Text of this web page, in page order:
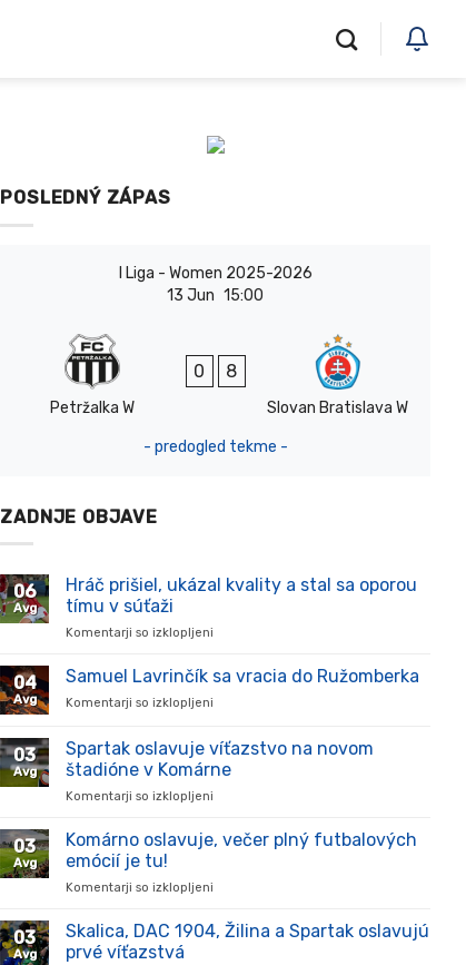
POSLEDNÝ ZÁPAS
I Liga - Women 2025-2026
13 Jun 15:00
Petržalka W
0 8
Slovan Bratislava W
- predogled tekme -
ZADNJE OBJAVE
06
Avg
Hráč prišiel, ukázal kvality a stal sa oporou
tímu v súťaži
Komentarji so izklopljeni
prišiel,
stal
sa
súťaži
04
Avg
Samuel Lavrinčík sa vracia do Ružomberka
Komentarji so izklopljeni
Lavrinčík
vracia
03
Avg
Spartak oslavuje víťazstvo na novom
štadióne v Komárne
Komentarji so izklopljeni
oslavuje
v
03
Avg
Komárno oslavuje, večer plný futbalových
emócií je tu!
Komentarji so izklopljeni
oslavuje,
03
Avg
Skalica, DAC 1904, Žilina a Spartak oslavujú
prvé víťazstvá